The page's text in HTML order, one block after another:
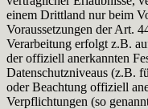
einem Drittland nur beim
Voraussetzungen der Art.
Verarbeitung erfolgt z.B.
der offiziell anerkannten
Datenschutzniveaus (z.B.
oder Beachtung offiziell
Verpflichtungen (so